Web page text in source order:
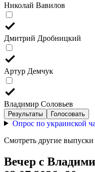
Николай Вавилов
Дмитрий Дробницкий
Артур Демчук
Владимир Соловьев
Результаты Голосовать
Опрос по украинской
Смотреть другие выпуски
Вечер с